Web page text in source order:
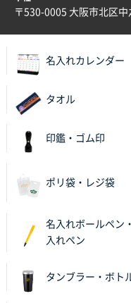
〒530-0005 大阪市北区
名入れカレンダー
タオル
印鑑・ゴム印
ポリ袋・レジ袋
名入れボールペン
入れペン
タンブラー・ボト